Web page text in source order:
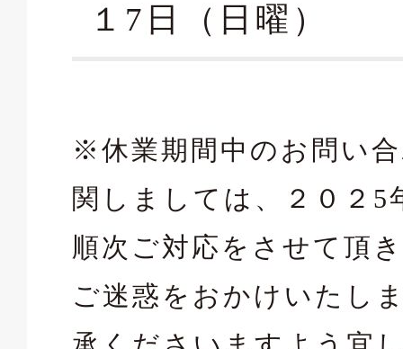
１7日（日曜）
※休業期間中のお問い
関しましては、２０２5
順次ご対応をさせて頂
ご迷惑をおかけいたし